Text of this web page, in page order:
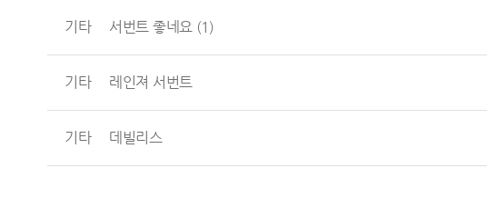
기타 서번트 좋네요 (1)
기타 레인져 서번트
기타 데빌리스